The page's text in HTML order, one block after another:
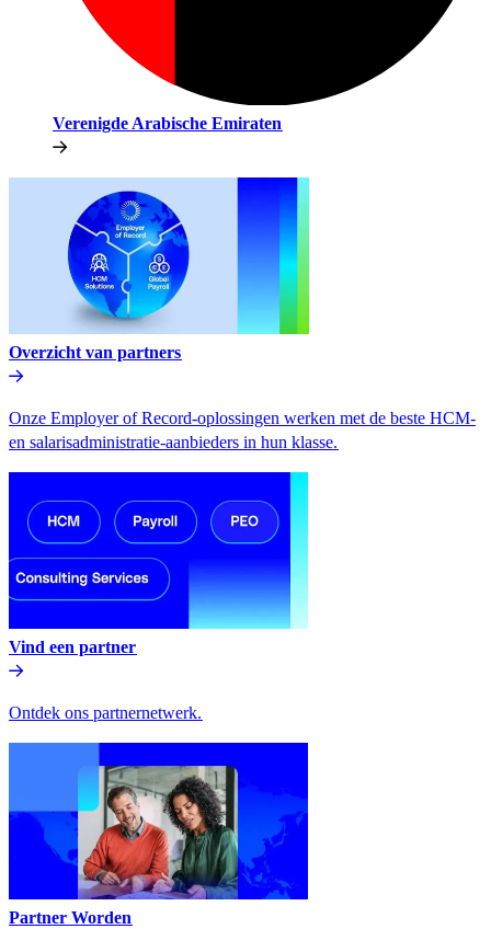
Verenigde Arabische Emiraten​​
Overzicht van partners​​
Onze Employer of Record-oplossingen werken met de beste HCM-
en salarisadministratie-aanbieders in hun klasse.​​
Vind een partner​​
Ontdek ons partnernetwerk.​​
Partner Worden​​